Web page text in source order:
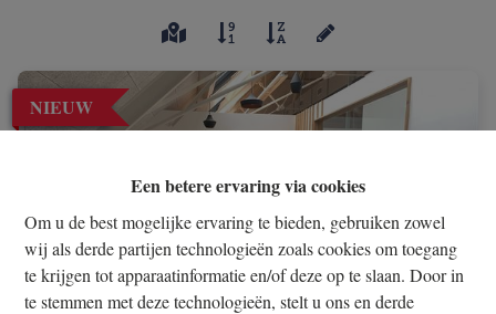
Een betere ervaring via cookies
Om u de best mogelijke ervaring te bieden, gebruiken zowel
wij als derde partijen technologieën zoals cookies om toegang
te krijgen tot apparaatinformatie en/of deze op te slaan. Door in
te stemmen met deze technologieën, stelt u ons en derde
NIEUW